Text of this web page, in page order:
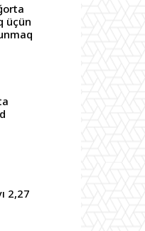
üçün
2,27